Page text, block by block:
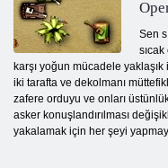
Sen
karşı yoğun mücadele
iki tarafta ve dekolmanı
zafere orduyu ve onları
asker konuşlandırılması
yakalamak için her şeyi